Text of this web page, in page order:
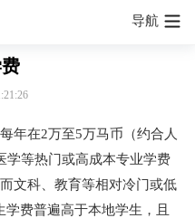
导航
年在2万至5万马币（约合人
学等热门或高成本专业学费
文科、教育等相对冷门或低
费普遍高于本地学生，且